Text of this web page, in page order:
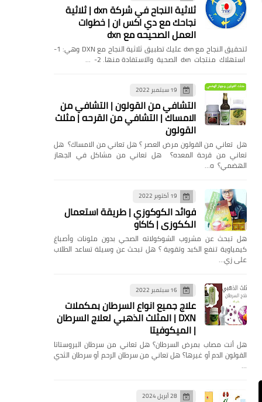
ثلاثية النجاح في شركة dxn | ثلاثية
نجاحك مع دي اكس ان | خطوات
العمل الصحيحه مع dxn
لتحقيق النجاح مع dxn عليك تطبيق ثلاثية النجاح مع DXN وهي: 1-
استهلاك منتجات dxn الصحية والاستفادة منها. 2- …
19 سبتمبر 2022
التشافي من القولون | التشافي من
الامساك | التشافي من القرحه | مثلث
القولون
هل تعاني من القولون مرض العصر ؟ هل تعاني من الامساك؟ هل
تعاني من قرحة المعده؟ هل تعاني من مشاكل في الجهاز
الهضمي؟ ه…
19 أكتوبر 2022
فوائد الكوكوزي | طريقة استعمال
الككوزي | كاكاو
هل تبحث عن مشروب الشوكولاته الصحي بدون ملونات وأصباغ
كيمياوية تنفع الكبد وتقوية ؟ هل تبحث عن وسيلة تساعد الطلاب
على زي…
16 سبتمبر 2022
علاج جميع انواع السرطان بمكملات
DXN | المثلث الذهبي لعلاج السرطان
| الميكوفيتا
هل ‏أنت مصاب بمرض السرطان؟ هل تعاني من سرطان البروستاتا
القولون الدم أو غيرها؟ ‏هل تعاني من سرطان الرحم أو سرطان الثدي
…
28 أبريل 2024